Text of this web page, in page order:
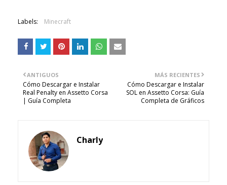
Labels: Minecraft
MÁS RECIENTES
Cómo Descargar e Instalar
SOL en Assetto Corsa: Guía
Completa de Gráficos
ANTIGUOS
Cómo Descargar e Instalar
Real Penalty en Assetto Corsa
| Guía Completa
Charly